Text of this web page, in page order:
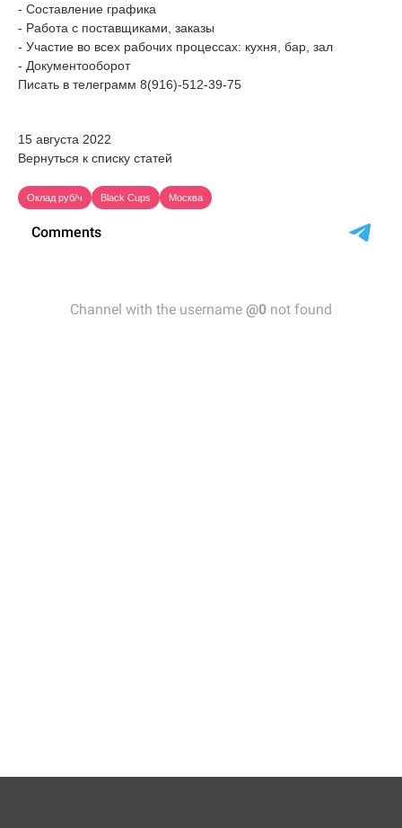
- Составление графика
- Работа с поставщиками, заказы
- Участие во всех рабочих процессах: кухня, бар, зал
- Документооборот
Писать в телеграмм 8(916)-512-39-75
15 августа 2022
Вернуться к списку статей
Оклад руб/ч Black Cups Москва